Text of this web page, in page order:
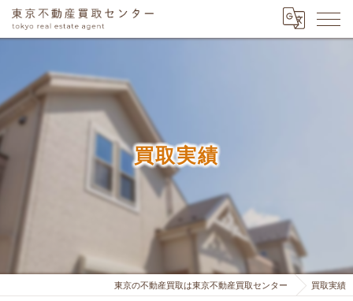
買取実績
東京の不動産買取は東京不動産買取センター 買取実績